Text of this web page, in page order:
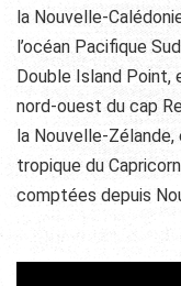
la Nouvelle-
l’océan Pacifique
Double Island Point,
nord-ouest du cap
la Nouvelle-
tropique du
comptées depuis